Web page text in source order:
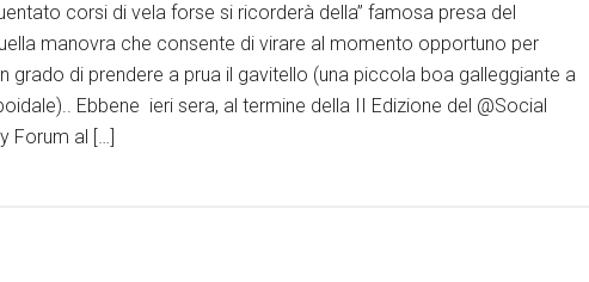
corsi di vela forse si ricorderà della” famosa presa del
manovra che consente di virare al momento opportuno per
grado di prendere a prua il gavitello (una piccola boa galleggiante a
Ebbene ieri sera, al termine della II Edizione del @Social
Forum al […]